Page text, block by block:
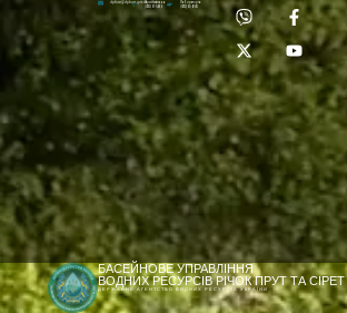
Лабораторія:
(0372) 53-92-00
dpbuvr@dpbuvr.gov.uaПриймальня:
(0372) 51-14-56
БАСЕЙНОВЕ УПРАВЛІННЯ
ВОДНИХ РЕСУРСІВ РІЧОК ПРУТ ТА СІРЕТ
ДЕРЖАВНЕ АГЕНТСТВО ВОДНИХ РЕСУРСІВ УКРАЇНИ